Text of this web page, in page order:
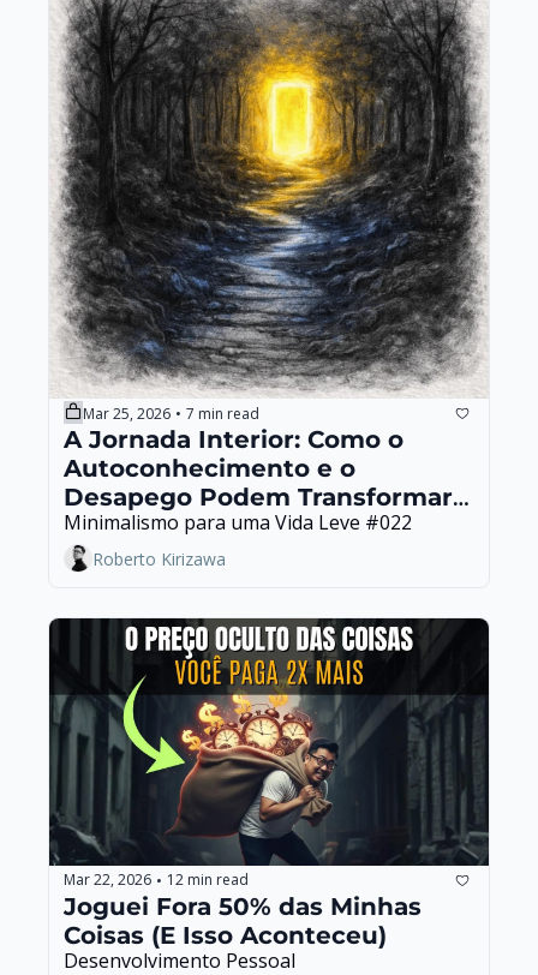
Mar 25, 2026 • 7 min read
A Jornada Interior: Como o
Autoconhecimento e o
Desapego Podem Transformar a
Sua Vida
Minimalismo para uma Vida Leve #022
Roberto Kirizawa
Mar 22, 2026 • 12 min read
Joguei Fora 50% das Minhas
Coisas (E Isso Aconteceu)
Desenvolvimento Pessoal